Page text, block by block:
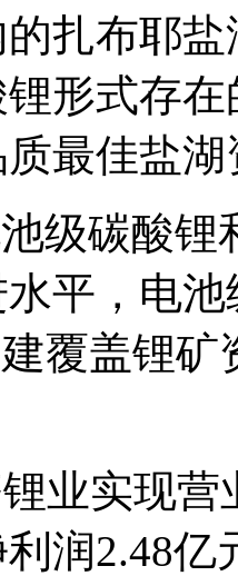
扎布耶
形式存
最佳盐
级碳酸
平，电
覆盖锂
业实现
润2.48